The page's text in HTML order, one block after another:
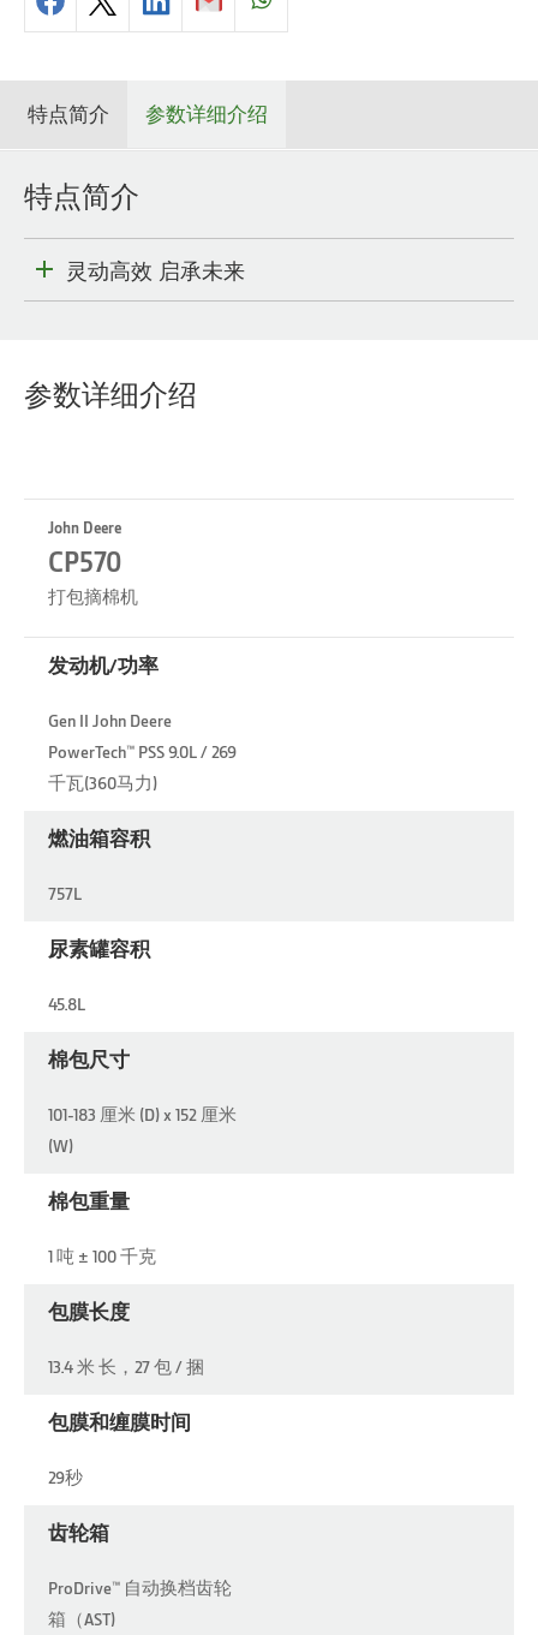
特点简介 参数详细介绍
特点简介
灵动高效 启承未来
参数详细介绍
John Deere
CP570
打包摘棉机
发动机/功率
Gen II John Deere
PowerTech™ PSS 9.0L / 269
千瓦(360马力)
燃油箱容积
757L
尿素罐容积
45.8L
棉包尺寸
101-183 厘米 (D) x 152 厘米
(W)
棉包重量
1 吨 ± 100 千克
包膜长度
13.4 米 长，27 包 / 捆
包膜和缠膜时间
29秒
齿轮箱
ProDrive™ 自动换档齿轮
箱（AST)